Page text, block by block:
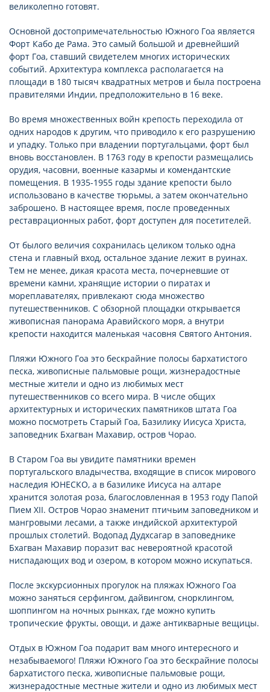
великолепно готовят.
Основной достопримечательностью Южного Гоа является
Форт Кабо де Рама. Это самый большой и древнейший
форт Гоа, ставший свидетелем многих исторических
событий. Архитектура комплекса располагается на
площади в 180 тысяч квадратных метров и была построена
правителями Индии, предположительно в 16 веке.
Во время множественных войн крепость переходила от
одних народов к другим, что приводило к его разрушению
и упадку. Только при владении португальцами, форт был
вновь восстановлен. В 1763 году в крепости размещались
орудия, часовни, военные казармы и комендантские
помещения. В 1935-1955 годы здание крепости было
использовано в качестве тюрьмы, а затем окончательно
заброшено. В настоящее время, после проведенных
реставрационных работ, форт доступен для посетителей.
От былого величия сохранилась целиком только одна
стена и главный вход, остальное здание лежит в руинах.
Тем не менее, дикая красота места, почерневшие от
времени камни, хранящие истории о пиратах и
мореплавателях, привлекают сюда множество
путешественников. С обзорной площадки открывается
живописная панорама Аравийского моря, а внутри
крепости находится маленькая часовня Святого Антония.
Пляжи Южного Гоа это бескрайние полосы бархатистого
песка, живописные пальмовые рощи, жизнерадостные
местные жители и одно из любимых мест
путешественников со всего мира. В числе общих
архитектурных и исторических памятников штата Гоа
можно посмотреть Старый Гоа, Базилику Иисуса Христа,
заповедник Бхагван Махавир, остров Чорао.
В Старом Гоа вы увидите памятники времен
португальского владычества, входящие в список мирового
наследия ЮНЕСКО, а в базилике Иисуса на алтаре
хранится золотая роза, благословленная в 1953 году Папой
Пием XII. Остров Чорао знаменит птичьим заповедником и
мангровыми лесами, а также индийской архитектурой
прошлых столетий. Водопад Дудхсагар в заповеднике
Бхагван Махавир поразит вас невероятной красотой
ниспадающих вод и озером, в котором можно искупаться.
После экскурсионных прогулок на пляжах Южного Гоа
можно заняться серфингом, дайвингом, снорклингом,
шоппингом на ночных рынках, где можно купить
тропические фрукты, овощи, и даже антикварные вещицы.
Отдых в Южном Гоа подарит вам много интересного и
незабываемого! Пляжи Южного Гоа это бескрайние полосы
бархатистого песка, живописные пальмовые рощи,
жизнерадостные местные жители и одно из любимых мест